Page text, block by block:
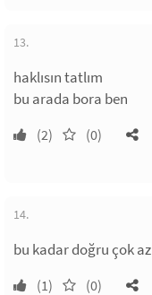
13.
haklısın tatlım
bu arada bora ben
(2) (0)
14.
bu kadar doğru çok
(1) (0)